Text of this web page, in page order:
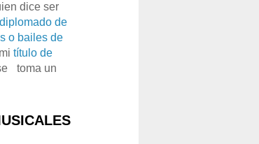
dice ser
de
o bailes de
título de
toma un